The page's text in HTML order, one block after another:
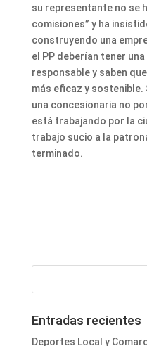
su representante no se
comisiones” y ha
construyendo una
el PP deberían tener
responsable y saben
más eficaz y sostenible.
una concesionaria no
está trabajando por la
trabajo sucio a la
terminado.
Entradas recientes
Deportes Local y